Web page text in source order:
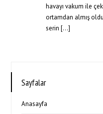
havayı vakum ile
ortamdan almış
serin […]
Sayfalar
Anasayfa